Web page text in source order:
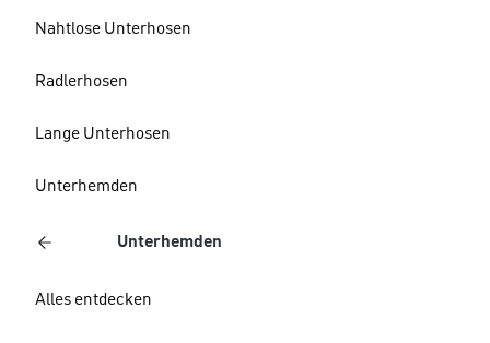
Nahtlose Unterhosen
Radlerhosen
Lange Unterhosen
Unterhemden
Unterhemden
Alles entdecken